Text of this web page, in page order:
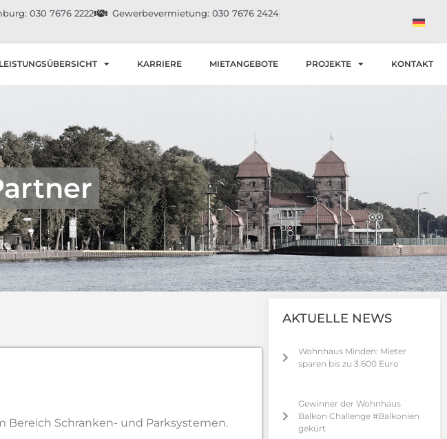
030 7676 2222
Gewerbevermietung: 030 7676 2424
LEISTUNGSÜBERSICHT KARRIERE MIETANGEBOTE PROJEKTE KONTAKT
Schranken- und Parksystemen.
AKTUELLE NEWS
Wohnhaus Minden: Mieter
sparen bis zu 3.600 Euro
Gewinner der Wohnhaus
Balkon Challenge #Balkonien
gekürt